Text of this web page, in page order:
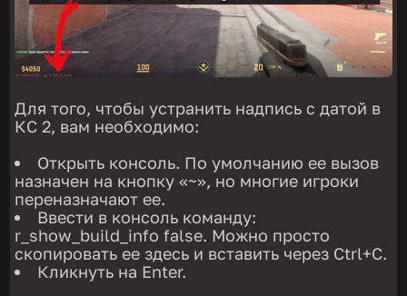
Для того, чтобы устранить надпись с датой в
КС 2, вам необходимо:
Открыть консоль. По умолчанию ее вызов
назначен на кнопку «~», но многие игроки
переназначают ее.
Ввести в консоль команду:
r_show_build_info false. Можно просто
скопировать ее здесь и вставить через Ctrl+C.
Кликнуть на Enter.